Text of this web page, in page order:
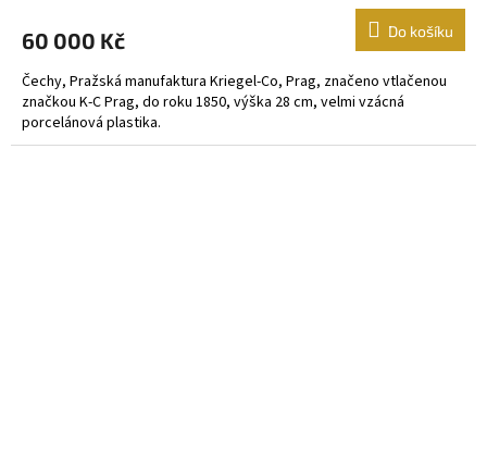
60 000 Kč Do košíku
Čechy, Pražská manufaktura Kriegel-Co, Prag, značeno vtlačenou
značkou K-C Prag, do roku 1850, výška 28 cm, velmi vzácná
porcelánová plastika.